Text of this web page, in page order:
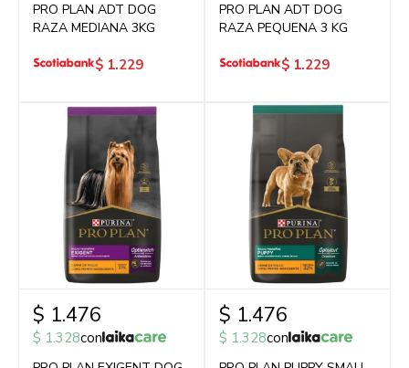
PRO PLAN ADT DOG
RAZA MEDIANA 3KG
$ 1.229
PRO PLAN ADT DOG
RAZA PEQUENA 3 KG
$ 1.229
$ 1.476
$ 1.328con
$ 1.476
$ 1.328con